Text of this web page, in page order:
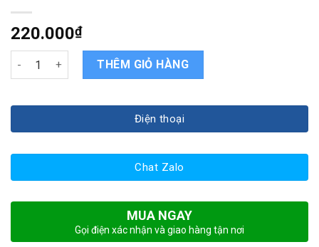
220.000₫
Sạc Laptop Toshiba Satellite U500 quantity
THÊM GIỎ HÀNG
Điện thoại
Chat Zalo
MUA NGAY
Gọi điện xác nhận và giao hàng tận nơi